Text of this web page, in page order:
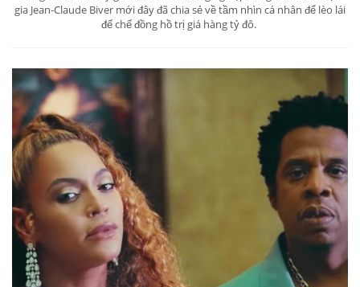
gia Jean-Claude Biver mới đây đã chia sẻ về tầm nhìn cá nhân để lèo lái
đế chế đồng hồ trị giá hàng tỷ đô.